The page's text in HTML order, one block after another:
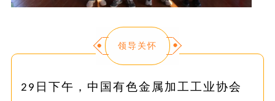
领导关怀
29 日下午，中国有色金属加工工业协会